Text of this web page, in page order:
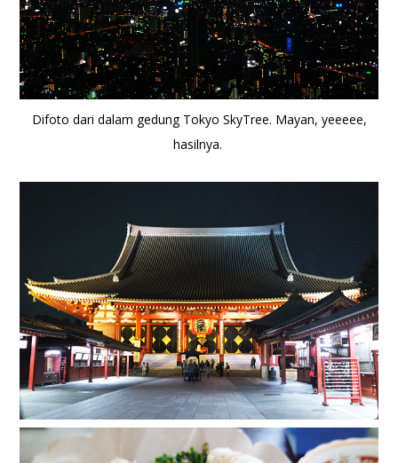
Difoto dari dalam gedung Tokyo SkyTree. Mayan, yeeeee,
hasilnya.